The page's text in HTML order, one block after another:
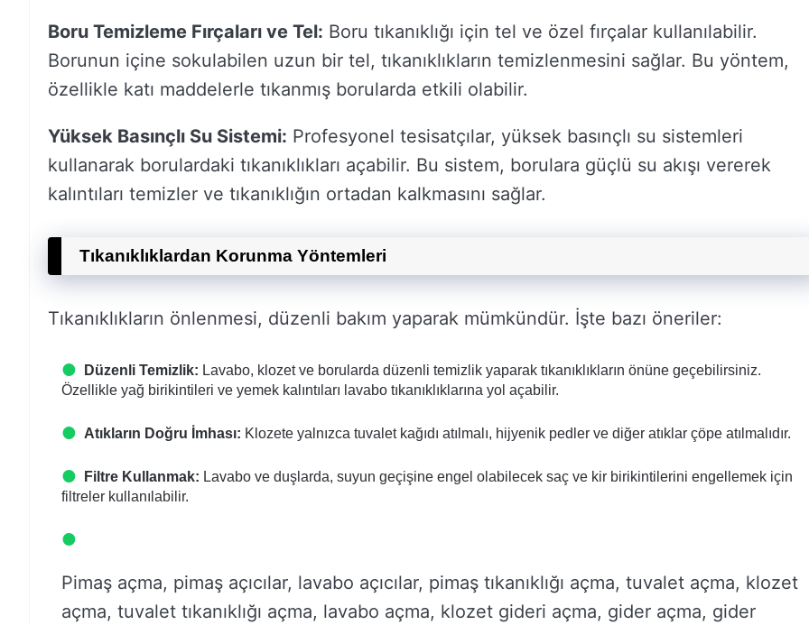
Boru Temizleme Fırçaları ve Tel: Boru tıkanıklığı için tel ve özel fırçalar kullanılabilir.
Borunun içine sokulabilen uzun bir tel, tıkanıklıkların temizlenmesini sağlar. Bu yöntem,
özellikle katı maddelerle tıkanmış borularda etkili olabilir.
Yüksek Basınçlı Su Sistemi: Profesyonel tesisatçılar, yüksek basınçlı su sistemleri
kullanarak borulardaki tıkanıklıkları açabilir. Bu sistem, borulara güçlü su akışı vererek
kalıntıları temizler ve tıkanıklığın ortadan kalkmasını sağlar.
Tıkanıklıklardan Korunma Yöntemleri
Tıkanıklıkların önlenmesi, düzenli bakım yaparak mümkündür. İşte bazı öneriler:
Düzenli Temizlik: Lavabo, klozet ve borularda düzenli temizlik yaparak tıkanıklıkların önüne geçebilirsiniz.
Özellikle yağ birikintileri ve yemek kalıntıları lavabo tıkanıklıklarına yol açabilir.
Atıkların Doğru İmhası: Klozete yalnızca tuvalet kağıdı atılmalı, hijyenik pedler ve diğer atıklar çöpe atılmalıdır.
Filtre Kullanmak: Lavabo ve duşlarda, suyun geçişine engel olabilecek saç ve kir birikintilerini engellemek için
filtreler kullanılabilir.
Pimaş açma, pimaş açıcılar, lavabo açıcılar, pimaş tıkanıklığı açma, tuvalet açma, klozet
açma, tuvalet tıkanıklığı açma, lavabo açma, klozet gideri açma, gider açma, gider